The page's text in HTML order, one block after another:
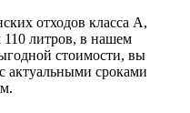
отходов класса А,
литров, в нашем
стоимости, вы
актуальными сроками